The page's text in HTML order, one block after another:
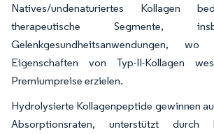
Natives/undenaturiertes Kollagen
therapeutische Segmente,
Gelenkgesundheitsanwendungen,
Eigenschaften von Typ-II-Kollagen
Premiumpreise erzielen.
Hydrolysierte Kollagenpeptide gewinnen
Absorptionsraten, unterstützt durch